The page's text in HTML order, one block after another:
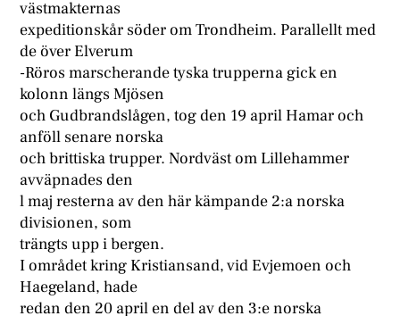
västmakternas
expeditionskår söder om Trondheim. Parallellt med
de över Elverum
-Röros marscherande tyska trupperna gick en
kolonn längs Mjösen
och Gudbrandslågen, tog den 19 april Hamar och
anföll senare norska
och brittiska trupper. Nordväst om Lillehammer
avväpnades den
l maj resterna av den här kämpande 2:a norska
divisionen, som
trängts upp i bergen.
I området kring Kristiansand, vid Evjemoen och
Haegeland, hade
redan den 20 april en del av den 3:e norska